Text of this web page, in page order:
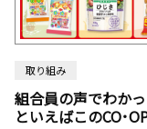
取り組み
組合員の声でわか
といえばこのCO･